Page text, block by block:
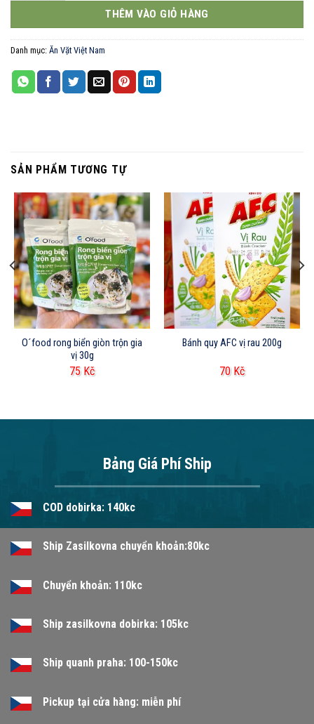
THÊM VÀO GIỎ HÀNG
Danh mục: Ăn Vặt Việt Nam
SẢN PHẨM TƯƠNG TỰ
O´food rong biển giòn trộn gia
vị 30g
75 Kč
Bánh quy AFC vị rau 200g
70 Kč
Bảng Giá Phí Ship
COD dobirka: 140kc
Ship Zasilkovna chuyển khoản:80kc
Chuyển khoản: 110kc
Ship zasilkovna dobirka: 105kc
Ship quanh praha: 100-150kc
Pickup tại cửa hàng: miễn phí